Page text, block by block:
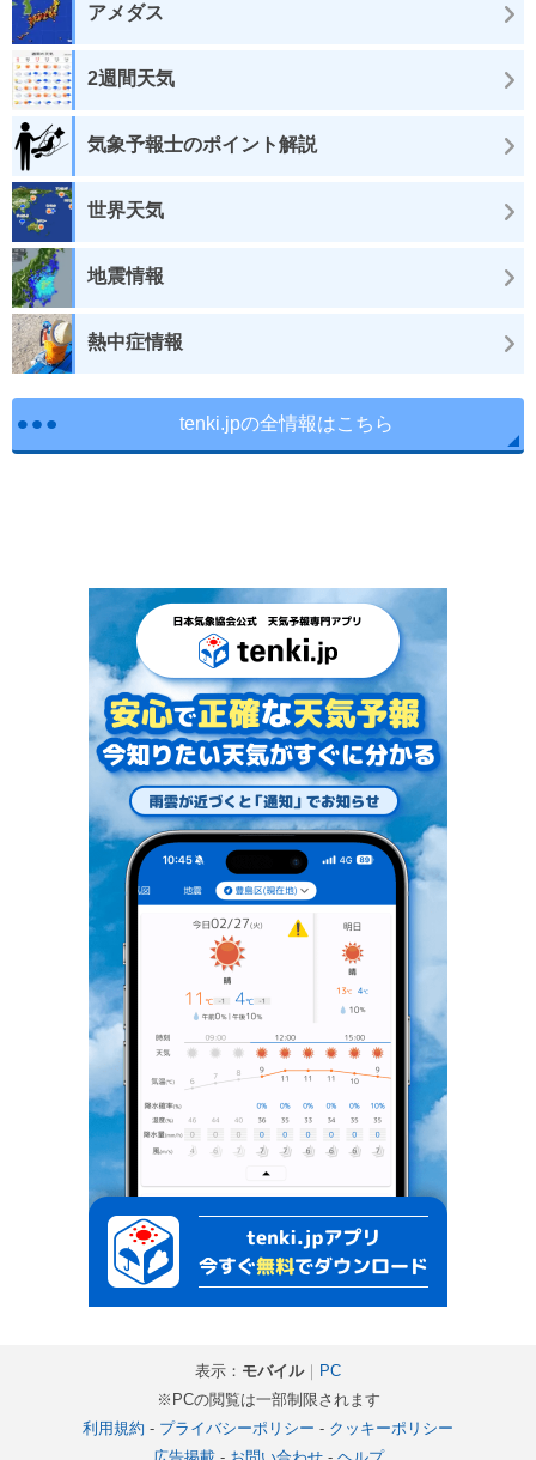
アメダス
2週間天気
気象予報士のポイント解説
世界天気
地震情報
熱中症情報
tenki.jpの全情報はこちら
表示： モバイル｜ PC
※PCの閲覧は一部制限されます
利用規約 - プライバシーポリシー - クッキーポリシー